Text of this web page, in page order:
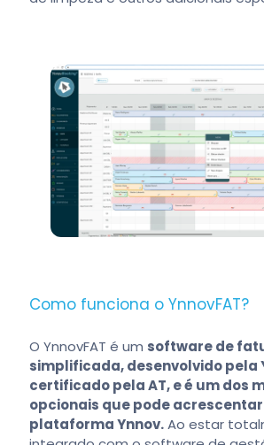
Como funciona o YnnovFAT?
O YnnovFAT é um software de
simplificada, desenvolvido pela
certificado pela AT, e é um dos
opcionais que pode
plataforma Ynnov.Ao estar